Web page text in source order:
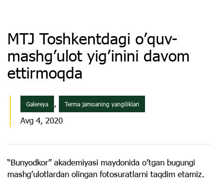
MTJ Toshkentdagi o’quv-
mashg’ulot yig’inini davom
ettirmoqda
Galereya , Terma jamoaning yangiliklari
Avg 4, 2020
“Bunyodkor” akademiyasi maydonida o’tgan bugungi
mashg’ulotlardan olingan fotosuratlarni taqdim etamiz.